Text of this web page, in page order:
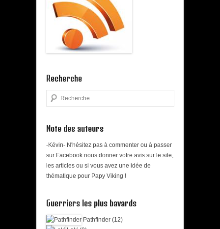
Recherche
Search
Note des auteurs
-Kévin- N'hésitez pas à commenter ou à passer
sur Facebook nous donner votre avis sur le site,
les articles ou si vous avez une idée de
thématique pour Papy Viking !
Guerriers les plus bavards
Pathfinder (12)